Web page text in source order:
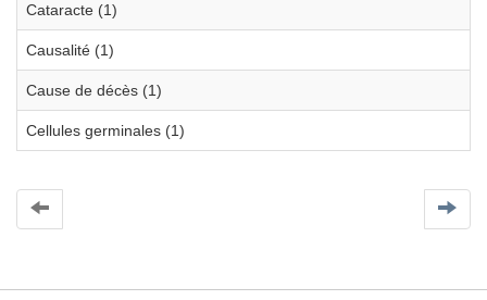
Cataracte (1)
Causalité (1)
Cause de décès (1)
Cellules germinales (1)